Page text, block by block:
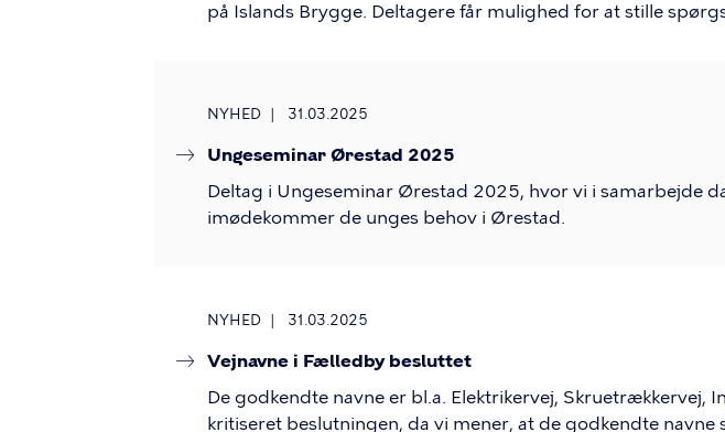
på Islands Brygge. Deltagere får mulighed for at stille
NYHED 31.03.2025
Ungeseminar Ørestad 2025
Deltag i Ungeseminar Ørestad 2025, hvor vi i samarbejde
imødekommer de unges behov i Ørestad.
NYHED 31.03.2025
Vejnavne i Fælledby besluttet
De godkendte navne er bl.a. Elektrikervej, Skruetrækkervej,
kritiseret beslutningen, da vi mener, at de godkendte